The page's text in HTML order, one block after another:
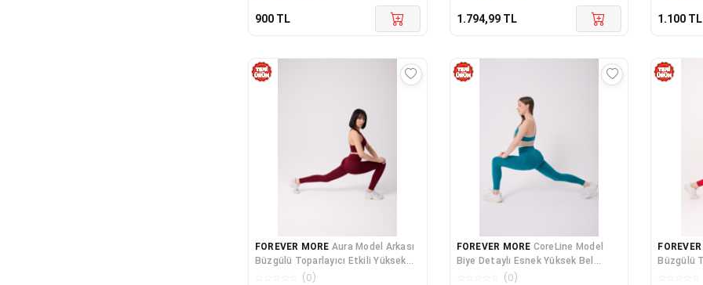
900 TL 1.794,99 TL 1.100 TL
FOREVER MORE Aura Model Arkası
Büzgülü Toparlayıcı Etkili Yüksek
Bel Dikişsiz Tayt
(0)
FOREVER MORE CoreLine Model
Biye Detaylı Esnek Yüksek Bel
Toparlayıcı Push Up Seamless Tayt
(0)
Büzgülü
Bel